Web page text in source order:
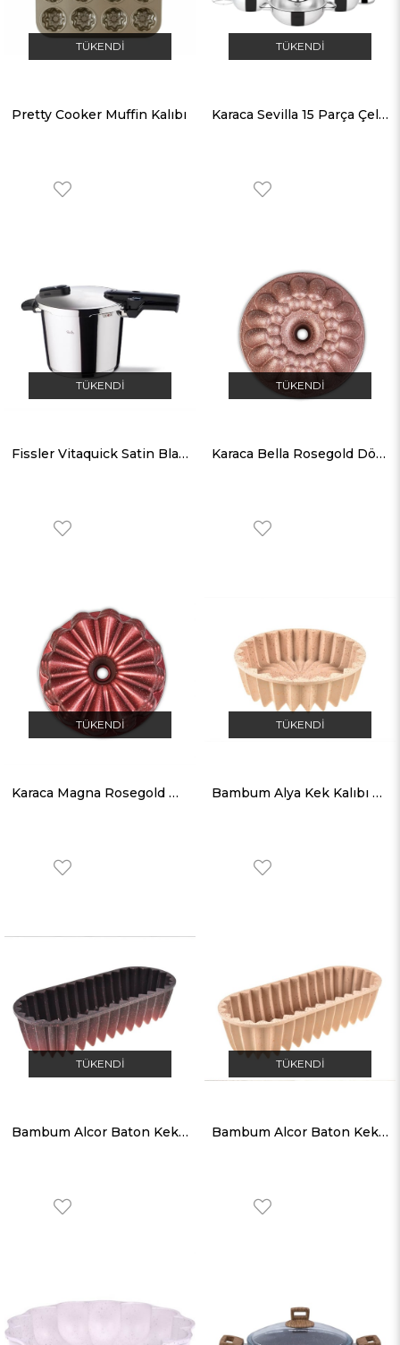
TÜKENDI
Pretty Cooker Muffin Kalıbı
TÜKENDI
Karaca Sevilla 15 Parça Çelik Çeyiz Seti
TÜKENDI
Fissler Vitaquick Satin Black Düdüklü Tencere 6.0 Lt
TÜKENDI
Karaca Bella Rosegold Döküm Granit Kek Kalıbı
TÜKENDI
Karaca Magna Rosegold Döküm Granit Kek Kalıbı
TÜKENDI
Bambum Alya Kek Kalıbı Bej T3011
TÜKENDI
Bambum Alcor Baton Kek Kalıbı Kırmızı
TÜKENDI
Bambum Alcor Baton Kek Kalıbı Bej